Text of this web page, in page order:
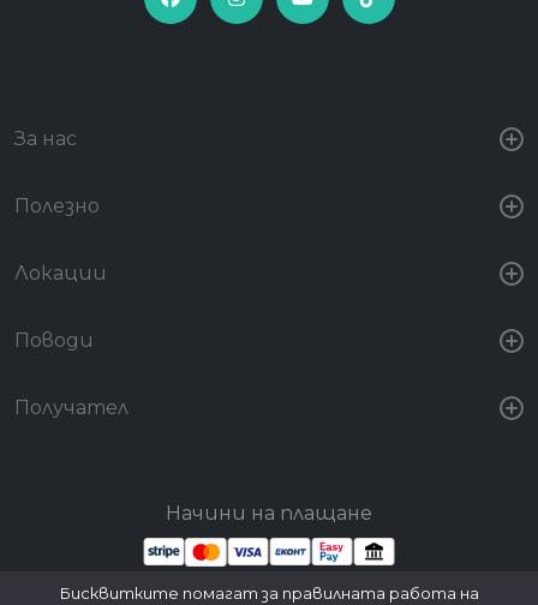
За нас
Полезно
Локации
Поводи
Получател
Начини на плащане
Стани партньор Вход за партньори
Бисквитките помагат за правилната работа на